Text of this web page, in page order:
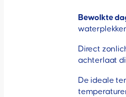
Bewolkte
Direct
achterlaat
De ideale